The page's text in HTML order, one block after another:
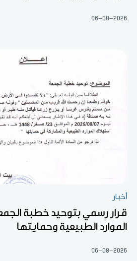
06-08-2026
أخبار
قرار رسمي بتوحيد خطبة
الموارد الطبيعية وحمايتها
06-08-2026